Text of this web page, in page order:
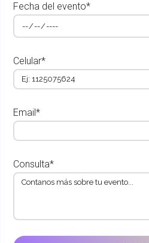
Fecha del evento*
Celular*
Email*
Consulta*